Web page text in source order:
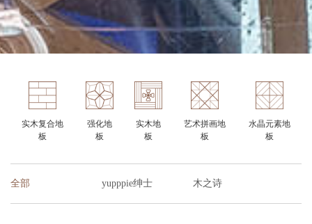
实木复合地
板
强化地
板
实木地
板
艺术拼画地
板
水晶元素地
板
全部 yupppie绅士 木之诗